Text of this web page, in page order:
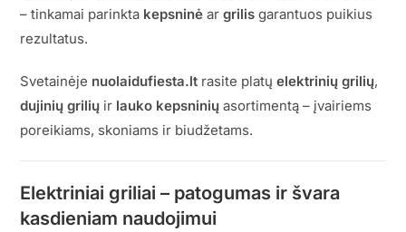
– tinkamai parinkta kepsninė argrilis garantuos puikius
rezultatus.
Svetainėje nuolaidufiesta.lt rasite platųelektrinių grilių,
dujinių grilių ir lauko kepsninių asortimentą – įvairiems
poreikiams, skoniams ir biudžetams.
Elektriniai griliai – patogumas ir švara
kasdieniam naudojimui